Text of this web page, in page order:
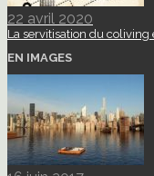
22 avril 2020
La servitisation du coliving
EN IMAGES